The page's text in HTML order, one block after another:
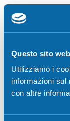
Questo sito
Utilizziamo i
informazioni sul
con altre